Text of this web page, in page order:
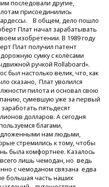
последовали другие,
присоединились
В общем, дело пошло
Плат начал зарабатывать
изобретении. В 1989 году
Плат получил патент
сумку с колёсами
ручкой Rollaboard».
был настолько велик, что, как
сказано, Плат уволился
пилота и основал свою
сумевшую уже за первый
пятьдесят
долларов. А сегодня
благами,
нам людьми,
стремились к тому, чтобы
была комфортнее. Казалось
лишь чемодан, но ведь
с чемоданом связана едва
большая часть наших